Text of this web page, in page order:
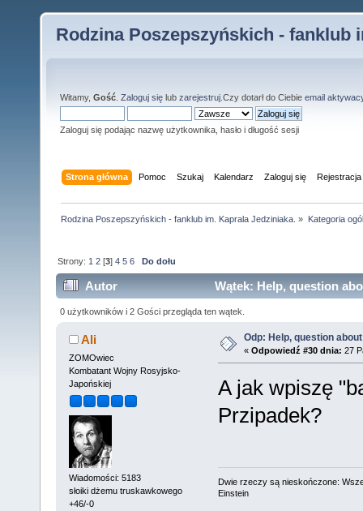
Rodzina Poszepszyńskich - fanklub
Witamy, Gość Zaloguj się lub zarejestruj .Czy dotarł do Ciebie email
Zaloguj się podając nazwę użytkownika, hasło i długość sesji
Strona główna Pomoc Szukaj Kalendarz Zaloguj się Rejestracja
Rodzina Poszepszyńskich - fanklub im. Kaprala Jedziniaka. » Kategoria
Strony: 1 2 [3]4 5 6 Do dołu
Autor Wątek: Help, question
0 użytkowników i 2 Gości przegląda ten wątek.
Ali
ZOMOwiec
Kombatant Wojny Rosyjsko-
Japońskiej
Wiadomości: 5183
słoiki dżemu truskawkowego
+46/-0
Odp: Help, question
« Odpowiedź #30 dnia: 27
A jak wpiszę
Przipadek?
Dwie rzeczy są nieskończone:
Einstein